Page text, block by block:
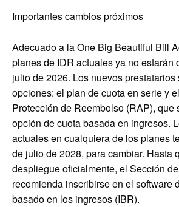
Importantes cambios próximos
Adecuado a la One Big Beautiful Bill
planes de IDR actuales ya no estarán
julio de 2026. Los nuevos
opciones: el plan de cuota en serie y
Protección de Reembolso (RAP), que
opción de cuota basada en ingresos.
actuales en cualquiera de los planes
de julio de 2028, para cambiar. Hasta
despliegue oficialmente, el Sección
recomienda inscribirse en el software
basado en los ingresos (IBR).